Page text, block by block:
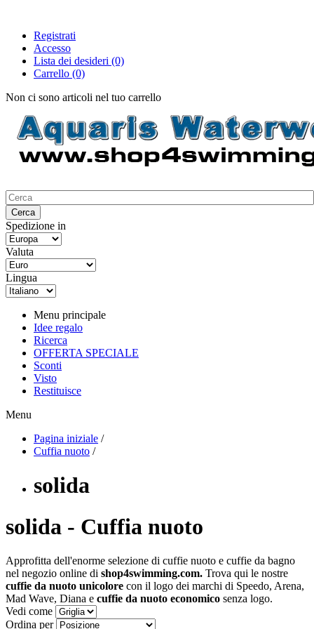
Registrati
Accesso
Lista dei desideri (0)
Carrello (0)
Non ci sono articoli nel tuo carrello
Spedizione in
Valuta
Lingua
Menu principale
Idee regalo
Ricerca
OFFERTA SPECIALE
Sconti
Visto
Restituisce
Menu
Pagina iniziale /
Cuffia nuoto /
solida
solida - Cuffia nuoto
Approfitta dell'enorme selezione di cuffie nuoto e cuffie da bagno
nel negozio online di shop4swimming.com. Trova qui le nostre
cuffie da nuoto unicolore con il logo dei marchi di Speedo, Arena,
Mad Wave, Diana e cuffie da nuoto economico senza logo.
Vedi come
Ordina per